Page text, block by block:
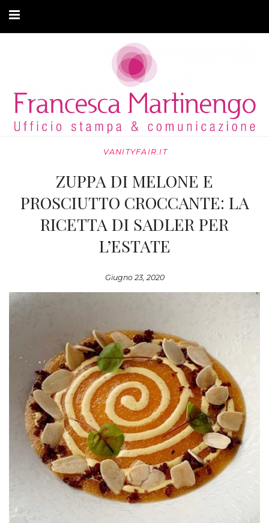
ARTICOLI
MODA ADATTIVA
VANITYFAIR.IT
ZUPPA DI MELONE E
PROSCIUTTO CROCCANTE: LA
RICETTA DI SADLER PER
L’ESTATE
Giugno 23, 2020